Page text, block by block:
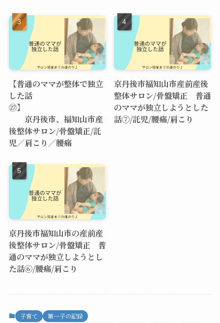
【普通のママが整体で独立
した話
㉗】
京丹後市、福知山市産
後整体サロン/骨盤矯正/託
児／肩こり／腰痛
京丹後市福知山市産前産後
整体サロン/骨盤矯正 普通
のママが独立しようとした
話⑦/託児/腰痛/肩こり
京丹後市福知山市の産前産
後整体サロン/骨盤矯正 普
通のママが独立しようとし
た話⑥/腰痛/肩こり
子育て
第一子の記録